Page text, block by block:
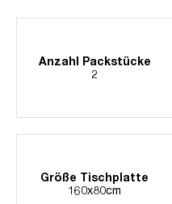
Anzahl Packstücke
2
Größe Tischplatte
160x80cm